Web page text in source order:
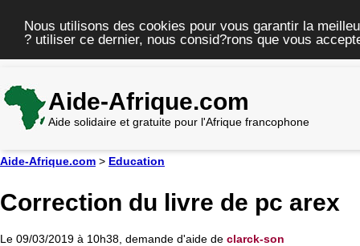
Nous utilisons des cookies pour vous garantir la
? utiliser ce dernier, nous consid?rons que vous
Aide-Afrique.com
Aide solidaire et gratuite pour l'Afrique francophone
Aide-Afrique.com > Education
Correction du livre de pc arex
Le 09/03/2019 à 10h38, demande d'aide de clarck-son